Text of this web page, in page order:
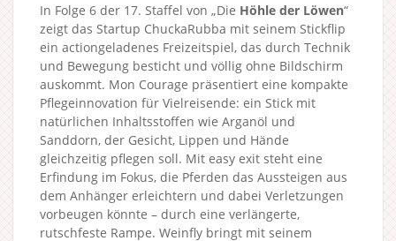
In Folge 6 der 17. Staffel von „Die Höhle der Löwen“
zeigt das Startup ChuckaRubba mit seinem Stickflip
ein actiongeladenes Freizeitspiel, das durch Technik
und Bewegung besticht und völlig ohne Bildschirm
auskommt. Mon Courage präsentiert eine kompakte
Pflegeinnovation für Vielreisende: ein Stick mit
natürlichen Inhaltsstoffen wie Arganöl und
Sanddorn, der Gesicht, Lippen und Hände
gleichzeitig pflegen soll. Mit easy exit steht eine
Erfindung im Fokus, die Pferden das Aussteigen aus
dem Anhänger erleichtern und dabei Verletzungen
vorbeugen könnte – durch eine verlängerte,
rutschfeste Rampe. Weinfly bringt mit seinem